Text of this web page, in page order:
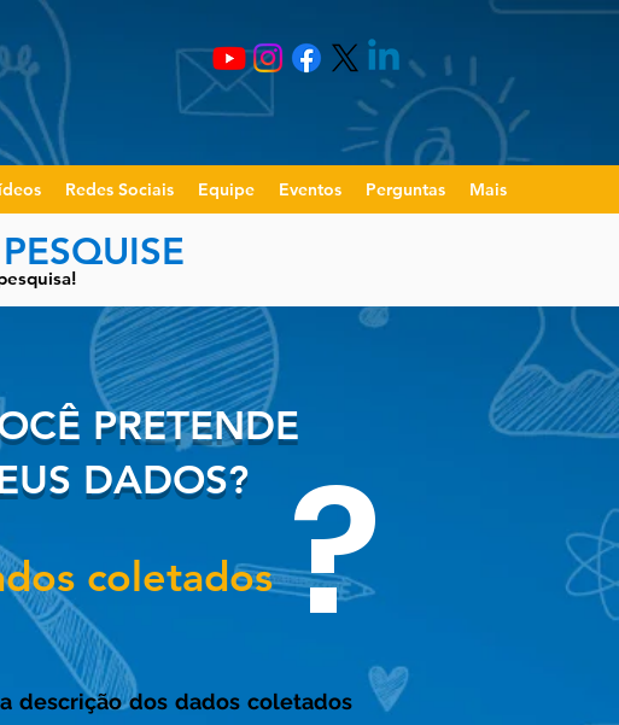
Redes Sociais Equipe Eventos Perguntas Mais
descrição dos dados coletados
?
coletados
PRETENDE
DADOS?